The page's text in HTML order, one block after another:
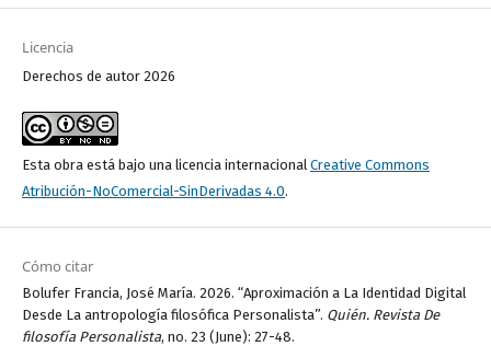
Licencia
Derechos de autor 2026
Esta obra está bajo una licencia internacional Creative Commons
Atribución-NoComercial-SinDerivadas 4.0.
Cómo citar
Bolufer Francia, José María. 2026. “Aproximación a La Identidad Digital
Desde La antropología filosófica Personalista”. Quién. Revista De
filosofía Personalista, no. 23 (June): 27-48.